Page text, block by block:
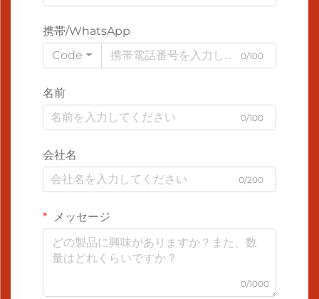
携帯/WhatsApp
Code
0/100
名前
0/100
会社名
0/200
メッセージ
0/1000